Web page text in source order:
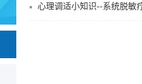
心理调适小知识--系统脱敏